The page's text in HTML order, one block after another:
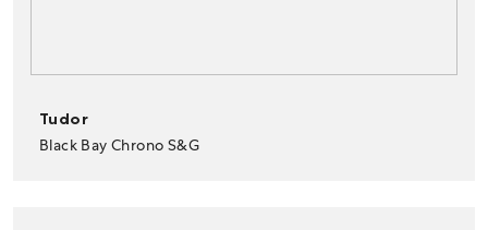
Tudor
Black Bay Chrono S&G